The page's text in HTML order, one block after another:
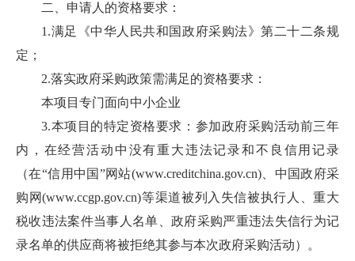
二、申请人的资格要求：
1.满足《中华人民共和国政府采购法》第二十二条规
定；
2.落实政府采购政策需满足的资格要求：
本项目专门面向中小企业
3.本项目的特定资格要求：参加政府采购活动前三年
内，在经营活动中没有重大违法记录和不良信用记录
（在“信用中国”网站(www.creditchina.gov.cn)、中国政府采
购网(www.ccgp.gov.cn)等渠道被列入失信被执行人、重大
税收违法案件当事人名单、政府采购严重违法失信行为记
录名单的供应商将被拒绝其参与本次政府采购活动）。